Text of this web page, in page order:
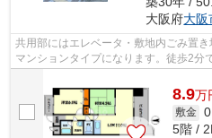
大阪府大阪
共用部にはエレベータ・敷地内ごみ置
マンションタイプになります。徒歩2分
近物件です。魅力的で眺望良好な場所で
8.9万
敷金
5階 /